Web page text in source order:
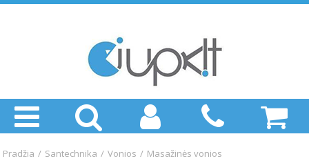
Pradžia / Santechnika / Vonios / Masažinės vonios